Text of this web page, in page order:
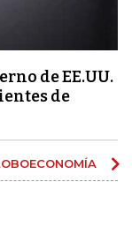
de EE.UU.
de